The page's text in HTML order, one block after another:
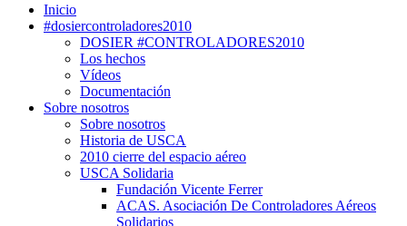
Inicio
#dosiercontroladores2010
DOSIER #CONTROLADORES2010
Los hechos
Vídeos
Documentación
Sobre nosotros
Sobre nosotros
Historia de USCA
2010 cierre del espacio aéreo
USCA Solidaria
Fundación Vicente Ferrer
ACAS. Asociación De Controladores Aéreos
Solidarios